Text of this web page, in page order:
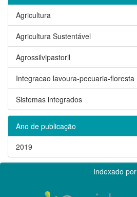
Agricultura
Agricultura Sustentável
Agrossilvipastoril
Integracao lavoura-pecuaria-floresta
Sistemas integrados
Ano de publicação
2019
Indexado por